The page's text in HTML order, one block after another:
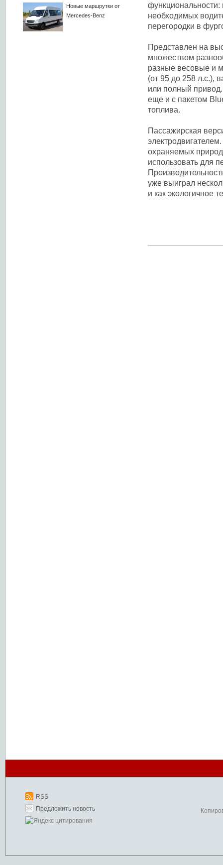
Новые маршрутки от
Mercedes-Benz
необходимых
перегородки в
Представлен на
множеством
разные весовые и
(от 95 до 258 л.с.),
или полный
еще и с пакетом
топлива.
Пассажирская
охраняемых
использовать для
уже выиграл
и как экологичное
RSS
Предложить новость